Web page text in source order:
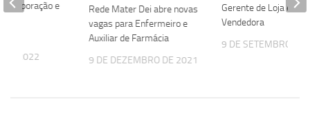
Rede Mater Dei abre novas
vagas para Enfermeiro e
Auxiliar de Farmácia
9 DE DEZEMBRO DE 2021
Gerente de Loja e
Vendedora
9 DE SETEMBRO DE
e
DE 2022